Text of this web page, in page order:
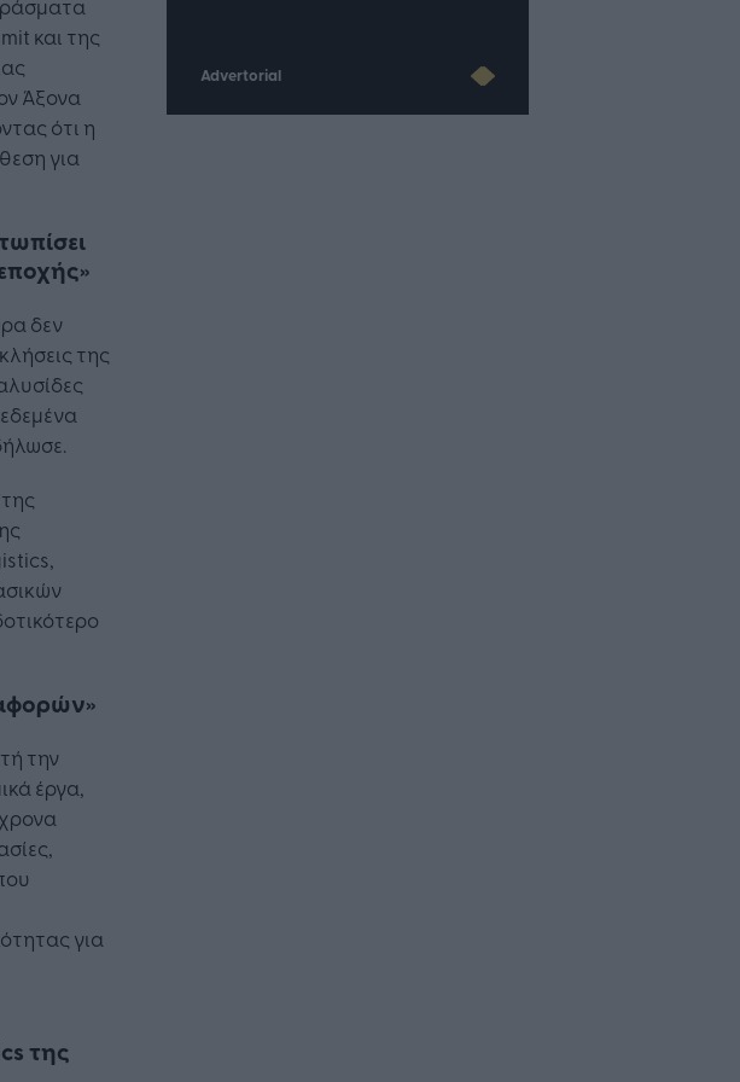
και της
Άξονα
ότι η
για
δεν
της
την
έργα,
για
της
Advertorial